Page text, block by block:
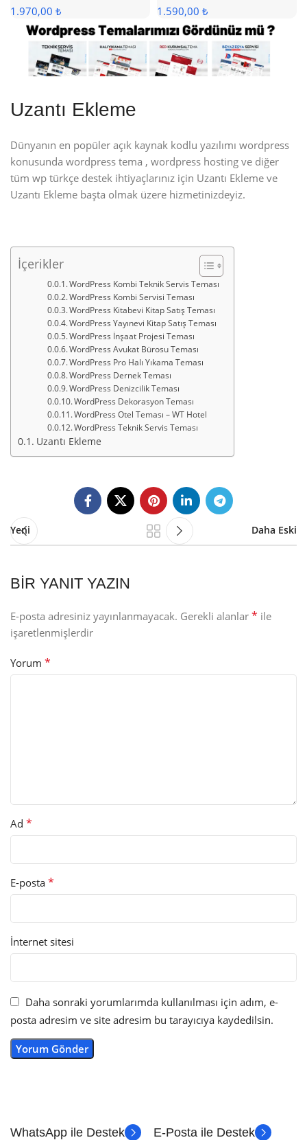
1.970,00 ₺ 1.590,00 ₺
Uzantı Ekleme
Dünyanın en popüler açık kaynak kodlu yazılımı wordpress
konusunda wordpress tema , wordpress hosting ve diğer
tüm wp türkçe destek ihtiyaçlarınız için Uzantı Ekleme ve
Uzantı Ekleme başta olmak üzere hizmetinizdeyiz.
İçerikler
WordPress Kombi Teknik Servis Teması
WordPress Kombi Servisi Teması
WordPress Kitabevi Kitap Satış Teması
WordPress Yayınevi Kitap Satış Teması
WordPress İnşaat Projesi Teması
WordPress Avukat Bürosu Teması
WordPress Pro Halı Yıkama Teması
WordPress Dernek Teması
WordPress Denizcilik Teması
WordPress Dekorasyon Teması
WordPress Otel Teması – WT Hotel
WordPress Teknik Servis Teması
Uzantı Ekleme
Yeni Daha Eski
BIR YANIT YAZIN
E-posta adresiniz yayınlanmayacak. Gerekli alanlar * ile
işaretlenmişlerdir
Yorum *
Ad *
E-posta *
İnternet sitesi
Daha sonraki yorumlarımda kullanılması için adım, e-
posta adresim ve site adresim bu tarayıcıya kaydedilsin.
WhatsApp ile Destek E-Posta ile Destek